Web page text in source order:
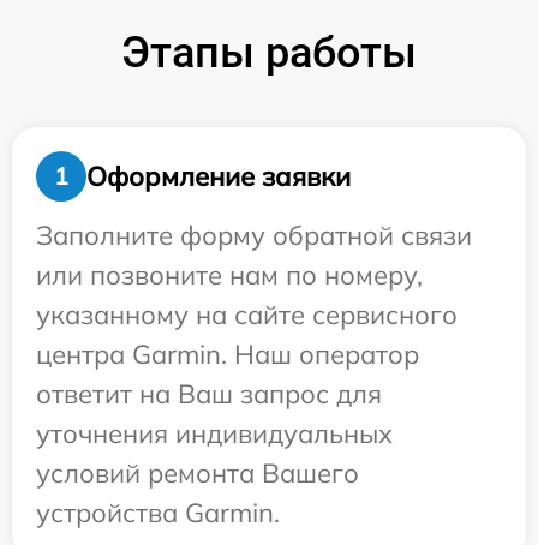
Этапы работы
1
Оформление заявки
Заполните форму обратной связи
или позвоните нам по номеру,
указанному на сайте сервисного
центра Garmin. Наш оператор
ответит на Ваш запрос для
уточнения индивидуальных
условий ремонта Вашего
устройства Garmin.